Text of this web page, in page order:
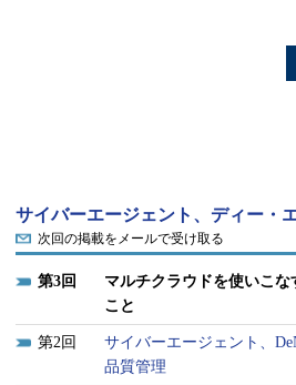
サイバーエージェント、ディー・
次回の掲載をメールで受け取る
3
マルチクラウドを使いこ
こと
2
サイバーエージェント、
品質管理